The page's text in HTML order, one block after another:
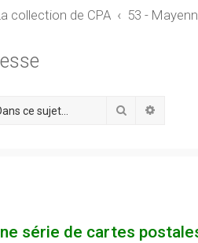
collection de CPA 53 -
Rechercher
série de cartes